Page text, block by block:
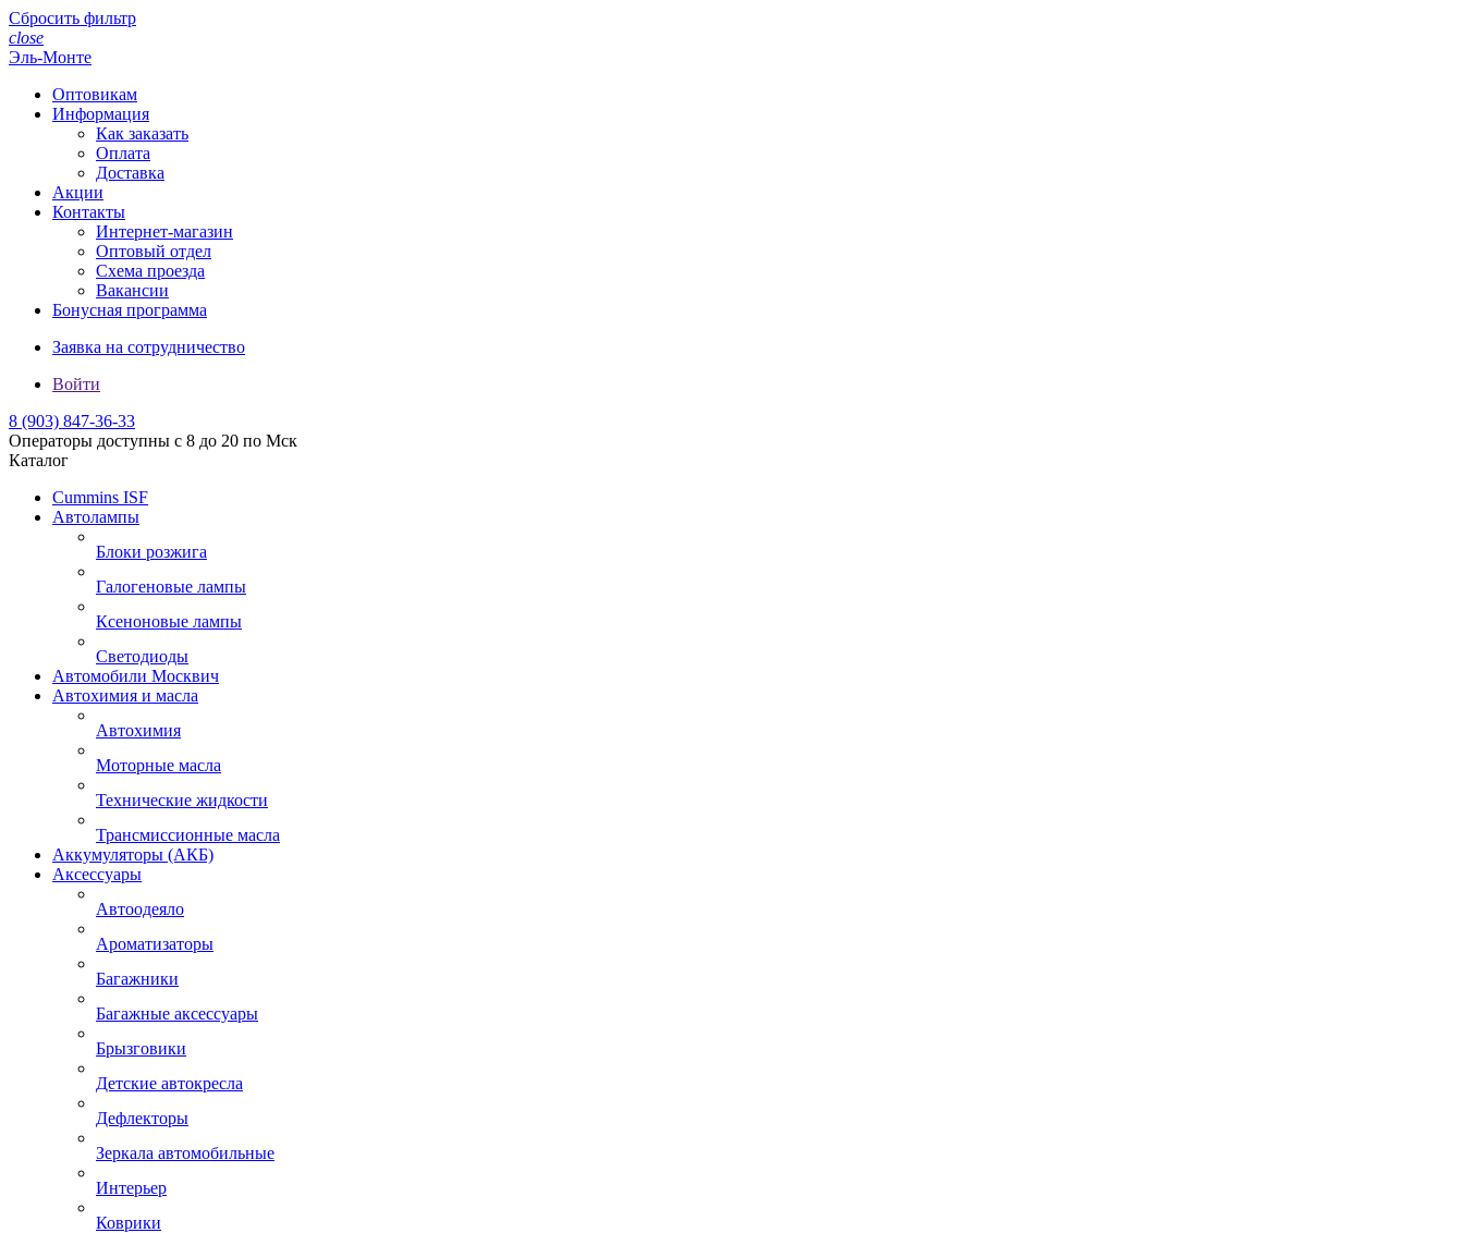
Сбросить фильтр
close
Эль-Монте
Оптовикам
Информация
Как заказать
Оплата
Доставка
Акции
Контакты
Интернет-магазин
Оптовый отдел
Схема проезда
Вакансии
Бонусная программа
Заявка на сотрудничество
Войти
8 (903) 847-36-33
Операторы доступны с 8 до 20 по Мск
Каталог
Cummins ISF
Автолампы
Блоки розжига
Галогеновые лампы
Ксеноновые лампы
Светодиоды
Автомобили Москвич
Автохимия и масла
Автохимия
Моторные масла
Технические жидкости
Трансмиссионные масла
Аккумуляторы (АКБ)
Аксессуары
Автоодеяло
Ароматизаторы
Багажники
Багажные аксессуары
Брызговики
Детские автокресла
Дефлекторы
Зеркала автомобильные
Интерьер
Коврики